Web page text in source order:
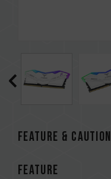
FEATURE & CAUTION
FEATURE